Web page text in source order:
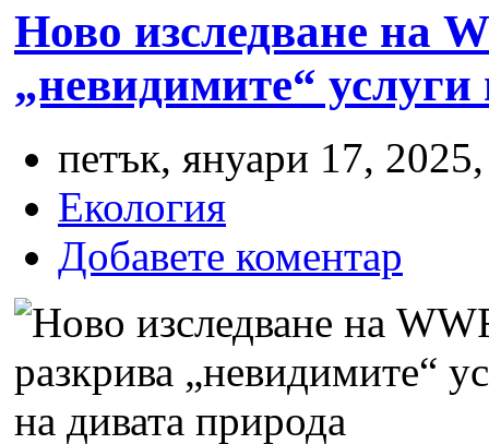
Ново изследване на
„невидимите“
петък, януари 17,
Екология
Добавете коментар